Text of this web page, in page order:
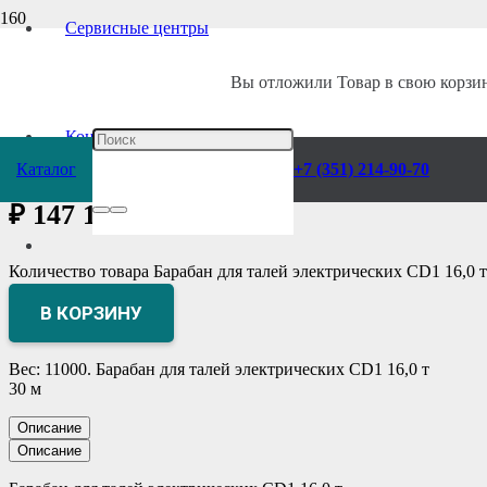
Сервисные центры
Контакты
Вы отложили Товар в свою
Каталог +7 (351) 214-90-70
Главная /Каталог/Грузоподъемное оборудование
Барабан для
₽ 147 135
Количество товара Барабан для талей электрических CD1 16,0
В КОРЗИНУ
Вес: 11000. Барабан для талей электрических CD1 16,0 т
30 м
Описание
Описание